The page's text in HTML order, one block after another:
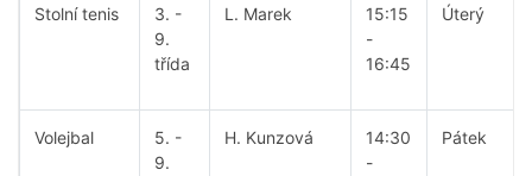
Stolní tenis
3. -
9.
třída
L. Marek
15:15
-
16:45
Úterý
Volejbal
5. -
9.
H. Kunzová
14:30
-
Pátek